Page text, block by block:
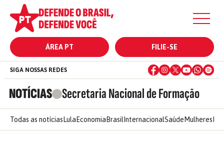
ÁREA PT FILIE-SE
NOTÍCIAS Secretaria Nacional de Formação
SIGA NOSSAS REDES
Todas as notícias Lula Economia Brasil InternacionalSaúde Mulheres